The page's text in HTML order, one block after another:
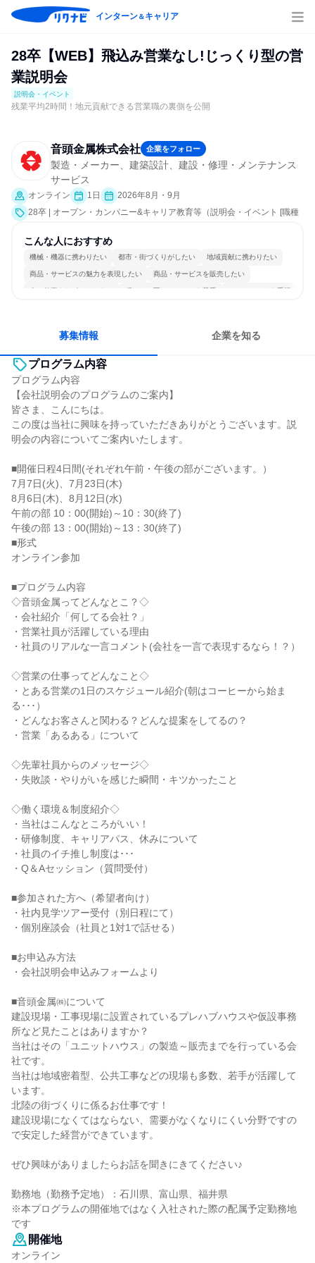
インターン＆キャリア
28卒【WEB】飛込み営業なし!じっくり型の営
業説明会
説明会・イベント
残業平均2時間！地元貢献できる営業職の裏側を公開
音頭金属株式会社 企業をフォロー
製造・メーカー、建築設計、建設・修理・メンテナンス
サービス
オンライン 1日
2026年8月・9月
28卒 | オープン・カンパニー&キャリア教育等（説明会・イベント [職種
こんな人におすすめ
機械・機器に携わりたい 都市・街づくりがしたい 地域貢献に携わりたい
商品・サービスの魅力を表現したい 商品・サービスを販売したい
人の仕事をサポートしたい 穏やかで互いのペースを尊重 チームワークを重視
募集情報 企業を知る
プログラム内容
プログラム内容
【会社説明会のプログラムのご案内】
皆さま、こんにちは。
この度は当社に興味を持っていただきありがとうございます。説
明会の内容についてご案内いたします。
■開催日程4日間(それぞれ午前・午後の部がございます。）
7月7日(火)、7月23日(木)
8月6日(木)、8月12日(水)
午前の部 10：00(開始)～10：30(終了)
午後の部 13：00(開始)～13：30(終了)
■形式
オンライン参加
■プログラム内容
◇音頭金属ってどんなとこ？◇
・会社紹介「何してる会社？」
・営業社員が活躍している理由
・社員のリアルな一言コメント(会社を一言で表現するなら！？）
◇営業の仕事ってどんなこと◇
・とある営業の1日のスケジュール紹介(朝はコーヒーから始ま
る･･･）
・どんなお客さんと関わる？どんな提案をしてるの？
・営業「あるある」について
◇先輩社員からのメッセージ◇
・失敗談・やりがいを感じた瞬間・キツかったこと
◇働く環境＆制度紹介◇
・当社はこんなところがいい！
・研修制度、キャリアパス、休みについて
・社員のイチ推し制度は･･･
・Q＆Aセッション（質問受付）
■参加された方へ（希望者向け）
・社内見学ツアー受付（別日程にて）
・個別座談会（社員と1対1で話せる）
■お申込み方法
・会社説明会申込みフォームより
■音頭金属㈱について
建設現場・工事現場に設置されているプレハブハウスや仮設事務
所など見たことはありますか？
当社はその「ユニットハウス」の製造～販売までを行っている会
社です。
当社は地域密着型、公共工事などの現場も多数、若手が活躍して
います。
北陸の街づくりに係るお仕事です！
建設現場になくてはならない、需要がなくなりにくい分野ですの
で安定した経営ができています。
ぜひ興味がありましたらお話を聞きにきてください♪
勤務地（勤務予定地）：石川県、富山県、福井県
※本プログラムの開催地ではなく入社された際の配属予定勤務地
です
開催地
オンライン